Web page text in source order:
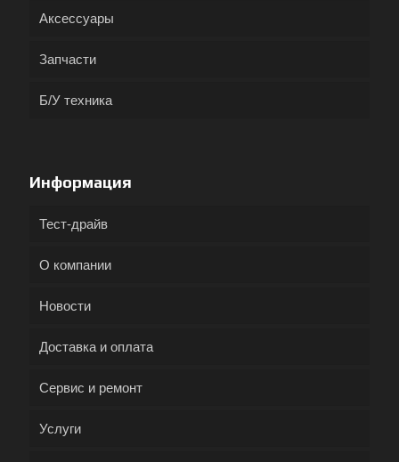
Аксессуары
Запчасти
Б/У техника
Информация
Тест-драйв
О компании
Новости
Доставка и оплата
Сервис и ремонт
Услуги